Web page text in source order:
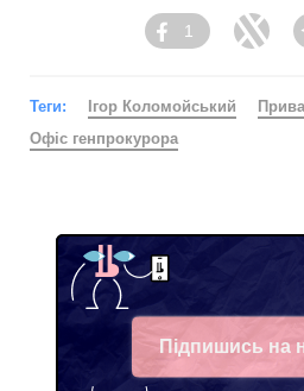
Facebook
1
Теги: Ігор Коломойський
Офіс генпрокурора
Підпишись на
Telegram